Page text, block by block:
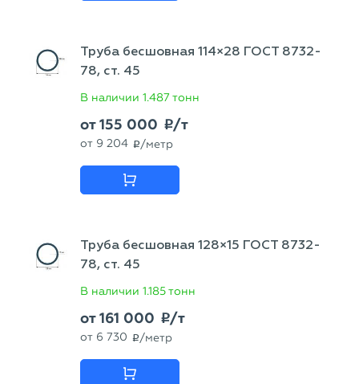
Труба бесшовная 114×28 ГОСТ 8732-
78, ст. 45
В наличии 1.487 тонн
от155 000 p/т
от 9 204 p /метр
Труба бесшовная 128×15 ГОСТ 8732-
78, ст. 45
В наличии 1.185 тонн
от161 000 p/т
от 6 730 p /метр